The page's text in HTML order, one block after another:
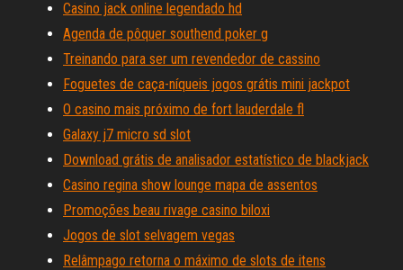
Casino jack online legendado hd
Agenda de pôquer southend poker g
Treinando para ser um revendedor de cassino
Foguetes de caça-níqueis jogos grátis mini jackpot
O casino mais próximo de fort lauderdale fl
Galaxy j7 micro sd slot
Download grátis de analisador estatístico de blackjack
Casino regina show lounge mapa de assentos
Promoções beau rivage casino biloxi
Jogos de slot selvagem vegas
Relâmpago retorna o máximo de slots de itens